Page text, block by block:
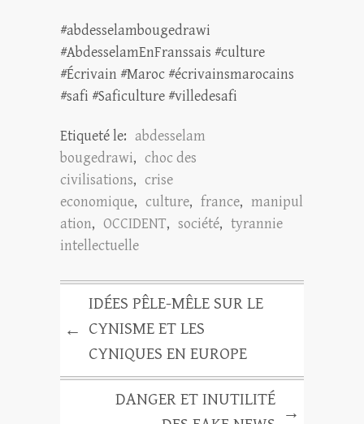
#abdesselambougedrawi
#AbdesselamEnFranssais #culture
#Écrivain #Maroc #écrivainsmarocains
#safi #Saficulture #villedesafi
Etiqueté le: abdesselam
bougedrawi, choc des
civilisations, crise
economique, culture, france, manipul
ation, OCCIDENT, société, tyrannie
intellectuelle
←
IDÉES PÊLE-MÊLE SUR LE
CYNISME ET LES
CYNIQUES EN EUROPE
DANGER ET INUTILITÉ
→